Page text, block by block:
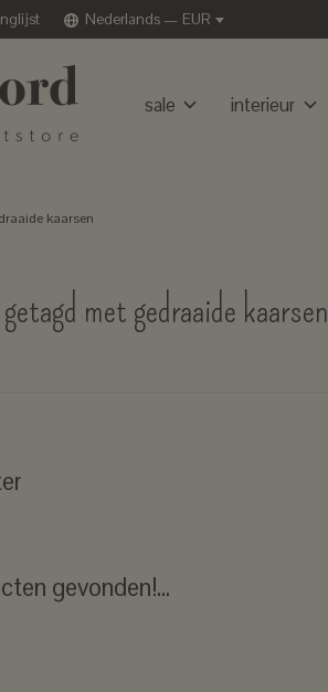
Nederlands — EUR
sale interieur
kaarsen
met gedraaide kaarsen
gevonden!...